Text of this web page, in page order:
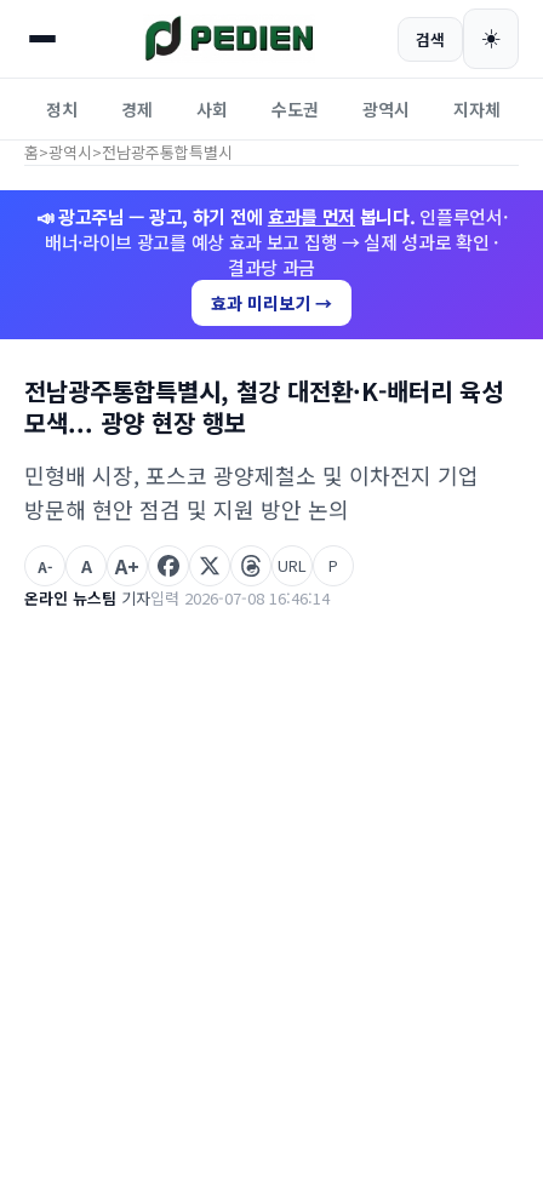
검색 ☀️
정치 경제 사회 수도권 광역시 지자체
홈>광역시>전남광주통합특별시
📣 광고주님 — 광고, 하기 전에 효과를 먼저 봅니다. 인플루언서·
배너·라이브 광고를 예상 효과 보고 집행 → 실제 성과로 확인 ·
결과당 과금
효과 미리보기 →
전남광주통합특별시, 철강 대전환·K-배터리 육성
모색... 광양 현장 행보
민형배 시장, 포스코 광양제철소 및 이차전지 기업
방문해 현안 점검 및 지원 방안 논의
온라인 뉴스팀 기자입력 2026-07-08 16:46:14
A- A A+ URL P